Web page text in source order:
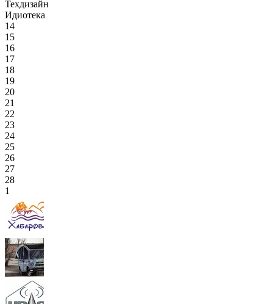
Техдизайн
Идиотека
14
15
16
17
18
19
20
21
22
23
24
25
26
27
28
1